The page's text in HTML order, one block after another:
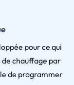
pour ce qui
de chauffage par
de programmer